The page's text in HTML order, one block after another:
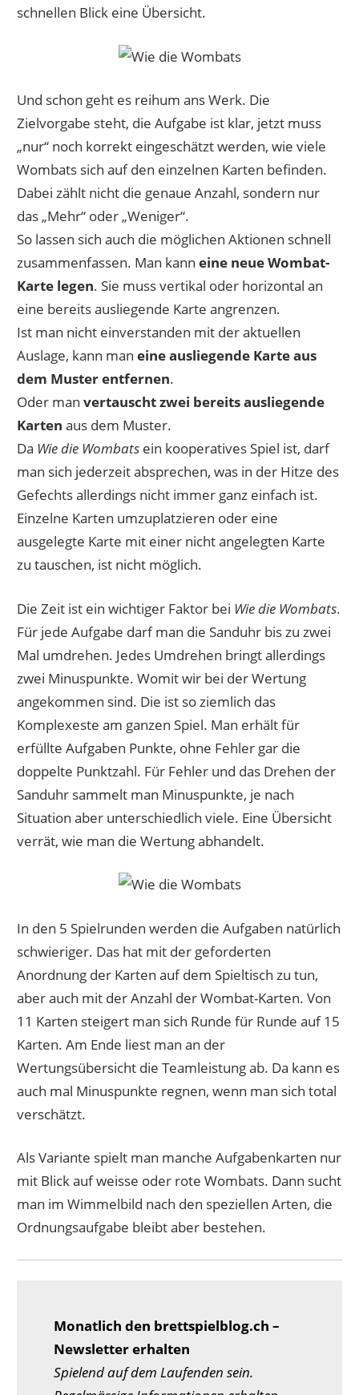
schnellen Blick eine Übersicht.
Und schon geht es reihum ans Werk. Die
Zielvorgabe steht, die Aufgabe ist klar, jetzt muss
„nur“ noch korrekt eingeschätzt werden, wie viele
Wombats sich auf den einzelnen Karten befinden.
Dabei zählt nicht die genaue Anzahl, sondern nur
das „Mehr“ oder „Weniger“.
So lassen sich auch die möglichen Aktionen schnell
zusammenfassen. Man kanneine neue Wombat-
Karte legen. Sie muss vertikal oder horizontal an
eine bereits ausliegende Karte angrenzen.
Ist man nicht einverstanden mit der aktuellen
Auslage, kann maneine ausliegende Karte aus
dem Muster entfernen.
Oder manvertauscht zwei bereits ausliegende
Karten aus dem Muster.
Da Wie die Wombats ein kooperatives Spiel ist, darf
man sich jederzeit absprechen, was in der Hitze des
Gefechts allerdings nicht immer ganz einfach ist.
Einzelne Karten umzuplatzieren oder eine
ausgelegte Karte mit einer nicht angelegten Karte
zu tauschen, ist nicht möglich.
Die Zeit ist ein wichtiger Faktor bei Wie die Wombats.
Für jede Aufgabe darf man die Sanduhr bis zu zwei
Mal umdrehen. Jedes Umdrehen bringt allerdings
zwei Minuspunkte. Womit wir bei der Wertung
angekommen sind. Die ist so ziemlich das
Komplexeste am ganzen Spiel. Man erhält für
erfüllte Aufgaben Punkte, ohne Fehler gar die
doppelte Punktzahl. Für Fehler und das Drehen der
Sanduhr sammelt man Minuspunkte, je nach
Situation aber unterschiedlich viele. Eine Übersicht
verrät, wie man die Wertung abhandelt.
In den 5 Spielrunden werden die Aufgaben natürlich
schwieriger. Das hat mit der geforderten
Anordnung der Karten auf dem Spieltisch zu tun,
aber auch mit der Anzahl der Wombat-Karten. Von
11 Karten steigert man sich Runde für Runde auf 15
Karten. Am Ende liest man an der
Wertungsübersicht die Teamleistung ab. Da kann es
auch mal Minuspunkte regnen, wenn man sich total
verschätzt.
Als Variante spielt man manche Aufgabenkarten nur
mit Blick auf weisse oder rote Wombats. Dann sucht
man im Wimmelbild nach den speziellen Arten, die
Ordnungsaufgabe bleibt aber bestehen.
Monatlich den brettspielblog.ch –
Newsletter erhalten
Spielend auf dem Laufenden sein.